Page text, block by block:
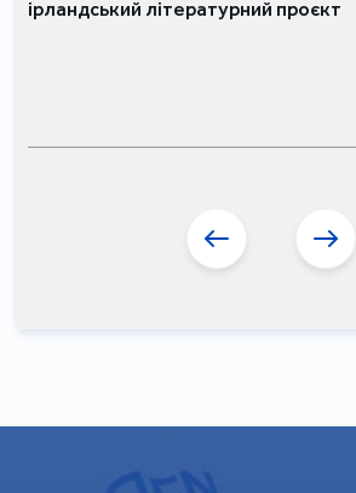
ірландський літературний проєкт